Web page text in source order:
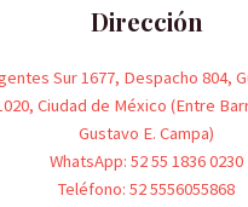
Dirección
Sur 1677, Despacho 804,
Ciudad de México (Entre
Gustavo E. Campa)
WhatsApp: 52 55 1836 0230
Teléfono: 52 5556055868